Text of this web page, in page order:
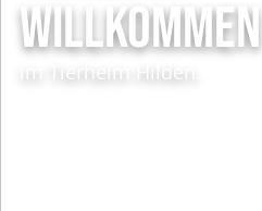
WILLKOMMEN
im Tierheim Hilden.